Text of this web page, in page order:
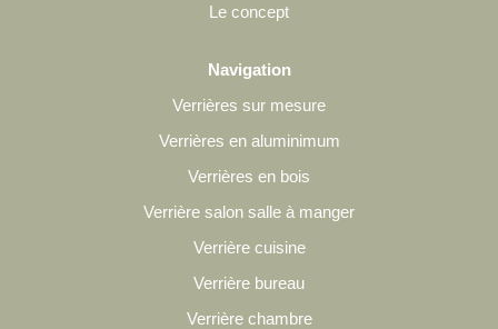
Le concept
Navigation
Verrières sur mesure
Verrières en aluminimum
Verrières en bois
Verrière salon salle à manger
Verrière cuisine
Verrière bureau
Verrière chambre